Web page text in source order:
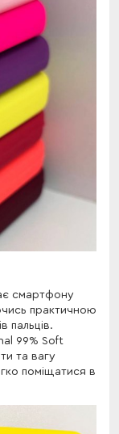
смартфону
практичною
пальців.
99% Soft
та вагу
поміщатися в